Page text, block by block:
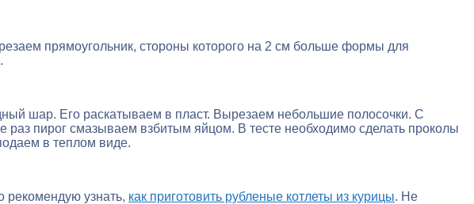
прямоугольник, стороны которого на 2 см больше формы для
шар. Его раскатываем в пласт. Вырезаем небольшие полосочки. С
пирог смазываем взбитым яйцом. В тесте необходимо сделать проколы
в теплом виде.
рекомендую узнать, как приготовить рубленые котлеты из курицы. Не